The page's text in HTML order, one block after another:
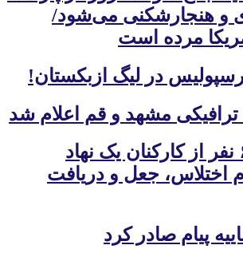
و هنجارشکنی می‌شود/
مرده است
در لیگ ازبکستان!
مشهد و قم اعلام شد
کیفرخواست ۶ نفر از کارکنان یک نهاد
اختلاس، جعل و دریافت
پیام صادر کرد